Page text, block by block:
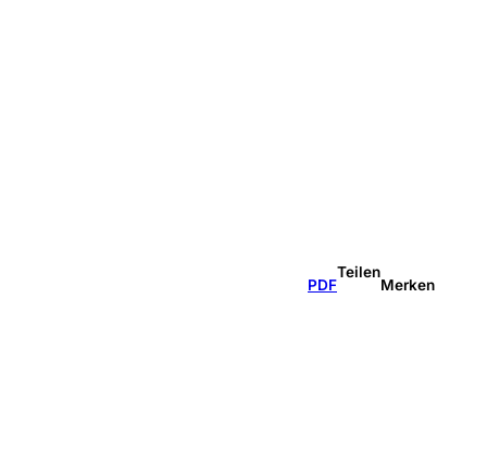
PDF
Teilen
Merken